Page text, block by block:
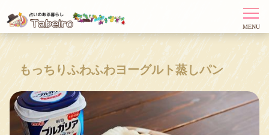
もっちりふわふわヨーグルト蒸しパン